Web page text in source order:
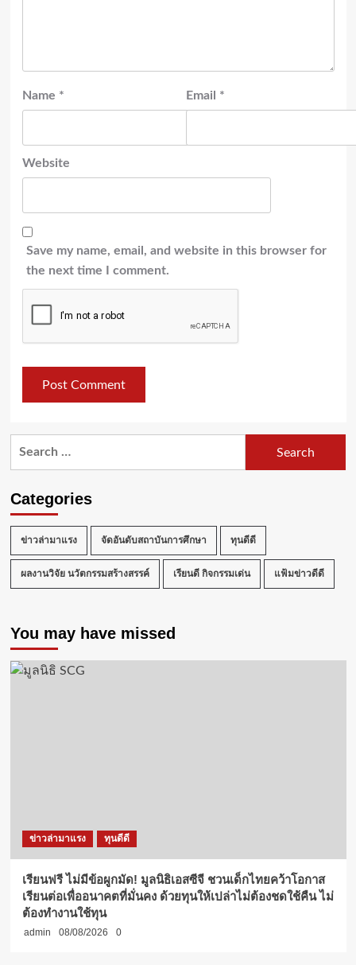
Name * Email *
Website
Save my name, email, and website in this browser for
the next time I comment.
Categories
ข่าวล่ามาแรง จัดอันดับสถาบันการศึกษา ทุนดีดี
ผลงานวิจัย นวัตกรรมสร้างสรรค์ เรียนดี กิจกรรมเด่น แฟ้มข่าวดีดี
You may have missed
ข่าวล่ามาแรง ทุนดีดี
เรียนฟรี ไม่มีข้อผูกมัด! มูลนิธิเอสซีจี ชวนเด็กไทยคว้าโอกาส
เรียนต่อเพื่ออนาคตที่มั่นคง ด้วยทุนให้เปล่าไม่ต้องชดใช้คืน ไม่
ต้องทำงานใช้ทุน
admin 08/08/2026 0